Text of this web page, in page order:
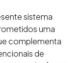
sistema
uma
complementa
de